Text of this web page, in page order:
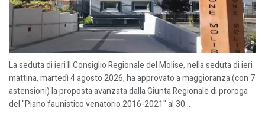
La seduta di ieri Il Consiglio Regionale del Molise, nella seduta di ieri
mattina, martedì 4 agosto 2026, ha approvato a maggioranza (con 7
astensioni) la proposta avanzata dalla Giunta Regionale di proroga
del "Piano faunistico venatorio 2016-2021" al 30...